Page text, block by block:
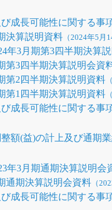
成長可能性に関する事
決算説明資料 （2024年5月
年3月期第3四半期決算
第3四半期決算説明会資
第2四半期決算説明資料
第1四半期決算説明資料
成長可能性に関する事
額(益)の計上及び通期
年3月期通期決算説明会
通期決算説明会資料 （
成長可能性に関する事